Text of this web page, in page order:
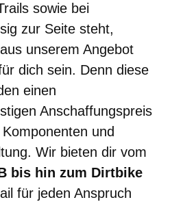
sowie bei
zur Seite steht,
aus unserem Angebot
dich sein. Denn diese
einen
Anschaffungspreis
und
Wir bieten dir vom
bis hin zum Dirtbike
für jeden Anspruch